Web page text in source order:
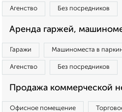
Агенство Без посредников
Аренда гаржей,
Гаражи Машиноместа в
Агенство Без посредников
Продажа коммерческой
Офисное помещение